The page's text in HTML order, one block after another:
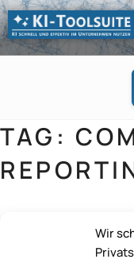
Wir
Zum
Inhalt
springen
KI-
TAG:
BvL